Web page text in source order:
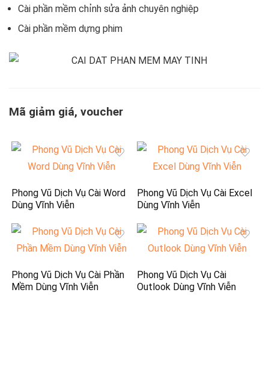
Cài phần mềm chỉnh sửa ảnh chuyên nghiệp
Cài phần mềm dựng phim
Mã giảm giá, voucher
Phong Vũ Dịch Vụ Cài Word
Dùng Vĩnh Viễn
Phong Vũ Dịch Vụ Cài Excel
Dùng Vĩnh Viễn
Phong Vũ Dịch Vụ Cài Phần
Mềm Dùng Vĩnh Viễn
Phong Vũ Dịch Vụ Cài
Outlook Dùng Vĩnh Viễn